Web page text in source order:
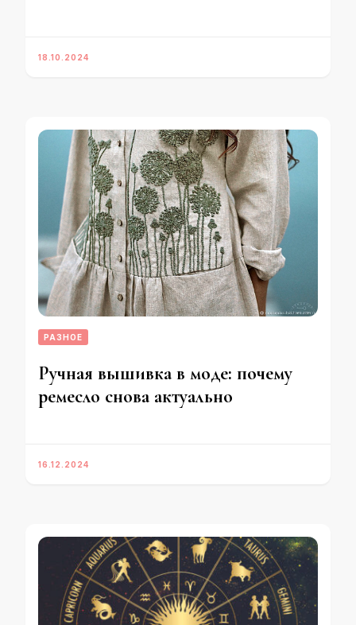
18.10.2024
РАЗНОЕ
Ручная вышивка в моде: почему
ремесло снова актуально
16.12.2024